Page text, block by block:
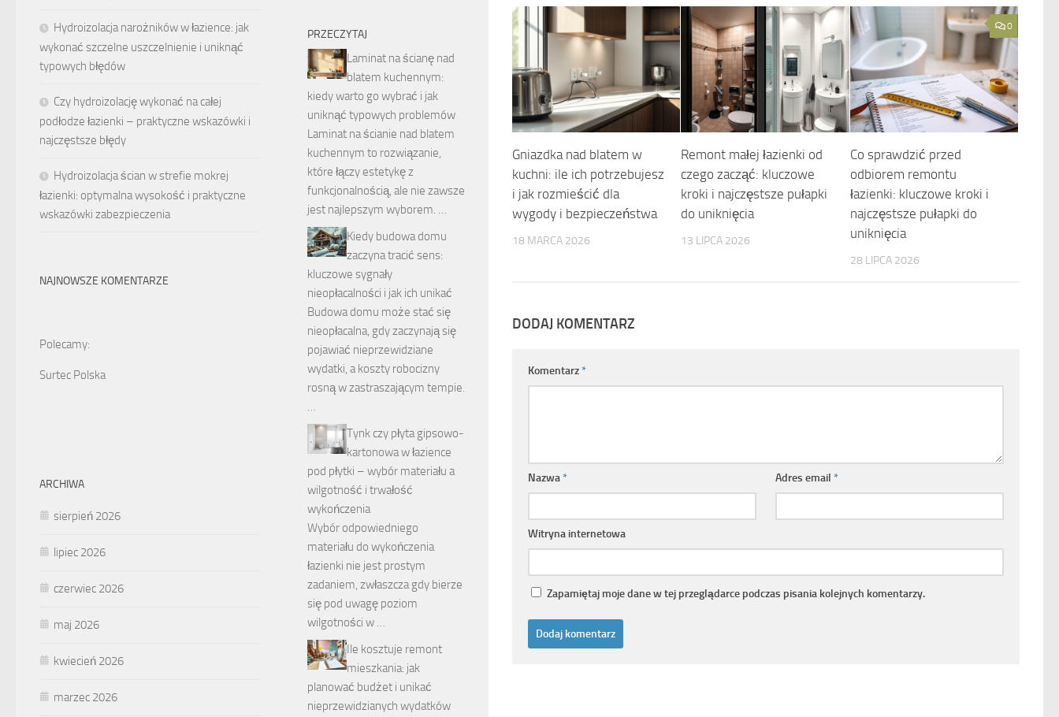
Gniazdka nad blatem w
kuchni: ile ich potrzebujesz
i jak rozmieścić dla
wygody i bezpieczeństwa
18 MARCA 2026
Remont małej łazienki od
czego zacząć: kluczowe
kroki i najczęstsze pułapki
do uniknięcia
13 LIPCA 2026
0
Co sprawdzić przed
odbiorem remontu
łazienki: kluczowe kroki i
najczęstsze pułapki do
uniknięcia
28 LIPCA 2026
DODAJ KOMENTARZ
Komentarz*
Nazwa* Adres email*
Witryna internetowa
Zapamiętaj moje dane w tej przeglądarce podczas pisania kolejnych komentarzy.
Hydroizolacja narożników w łazience: jak
wykonać szczelne uszczelnienie i uniknąć
typowych błędów
Czy hydroizolację wykonać na całej
podłodze łazienki – praktyczne wskazówki i
najczęstsze błędy
Hydroizolacja ścian w strefie mokrej
łazienki: optymalna wysokość i praktyczne
wskazówki zabezpieczenia
NAJNOWSZE KOMENTARZE
Polecamy:
Surtec Polska
ARCHIWA
sierpień 2026
lipiec 2026
czerwiec 2026
maj 2026
kwiecień 2026
marzec 2026
PRZECZYTAJ
Laminat na ścianę nad
blatem kuchennym:
kiedy warto go wybrać i jak
uniknąć typowych problemów
Laminat na ścianie nad blatem
kuchennym to rozwiązanie,
które łączy estetykę z
funkcjonalnością, ale nie zawsze
jest najlepszym wyborem. …
Kiedy budowa domu
zaczyna tracić sens:
kluczowe sygnały
nieopłacalności i jak ich unikać
Budowa domu może stać się
nieopłacalna, gdy zaczynają się
pojawiać nieprzewidziane
wydatki, a koszty robocizny
rosną w zastraszającym tempie.
…
Tynk czy płyta gipsowo-
kartonowa w łazience
pod płytki – wybór materiału a
wilgotność i trwałość
wykończenia
Wybór odpowiedniego
materiału do wykończenia
łazienki nie jest prostym
zadaniem, zwłaszcza gdy bierze
się pod uwagę poziom
wilgotności w …
Ile kosztuje remont
mieszkania: jak
planować budżet i unikać
nieprzewidzianych wydatków